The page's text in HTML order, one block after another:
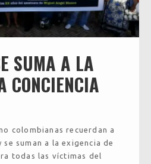
SUMA A LA
CONCIENCIA
colombianas recuerdan a
suman a la exigencia de
todas las víctimas del